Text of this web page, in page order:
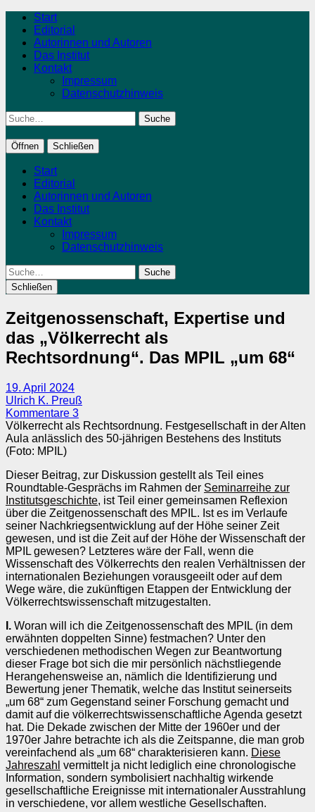
Start
Editorial
Autorinnen und Autoren
Das Institut
Kontakt
Impressum
Datenschutzhinweis
Suche
Öffnen Schließen
Start
Editorial
Autorinnen und Autoren
Das Institut
Kontakt
Impressum
Datenschutzhinweis
Suche
Schließen
Zeitgenossenschaft, Expertise und
das „Völkerrecht als
Rechtsordnung“. Das MPIL „um 68“
19. April 2024
Ulrich K. Preuß
Kommentare 3
Völkerrecht als Rechtsordnung. Festgesellschaft in der Alten
Aula anlässlich des 50-jährigen Bestehens des Instituts
(Foto: MPIL)
Dieser Beitrag, zur Diskussion gestellt als Teil eines
Roundtable-Gesprächs im Rahmen der Seminarreihe zur
Institutsgeschichte, ist Teil einer gemeinsamen Reflexion
über die Zeitgenossenschaft des MPIL. Ist es im Verlaufe
seiner Nachkriegsentwicklung auf der Höhe seiner Zeit
gewesen, und ist die Zeit auf der Höhe der Wissenschaft der
MPIL gewesen? Letzteres wäre der Fall, wenn die
Wissenschaft des Völkerrechts den realen Verhältnissen der
inter­na­tionalen Beziehungen vorausgeeilt oder auf dem
Wege wäre, die zukünftigen Etappen der Entwicklung der
Völkerrechtswissenschaft mitzugestalten.
I. Woran will ich die Zeit­genossenschaft des MPIL (in dem
erwähn­ten doppelten Sinne) festmachen? Unter den
verschiedenen methodischen Wegen zur Beant­wortung
dieser Frage bot sich die mir persönlich nächstliegende
Herangehens­weise an, nämlich die Identifizierung und
Bewertung jener Thematik, welche das Institut seinerseits
„um 68“ zum Gegenstand seiner Forschung gemacht und
damit auf die völkerrechtswissenschaftliche Agen­­da gesetzt
hat. Die Deka­de zwischen der Mitte der 1960er und der
1970er Jahre betrachte ich als die Zeitspanne, die man grob
vereinfachend als „um 68“ charakterisieren kann. Diese
Jahreszahl vermittelt ja nicht lediglich eine chronologische
Infor­mation, sondern symbolisiert nachhaltig wirkende
gesellschaftliche Ereignisse mit internationaler Ausstrahlung
in verschiedene, vor allem westliche Gesell­schaften.